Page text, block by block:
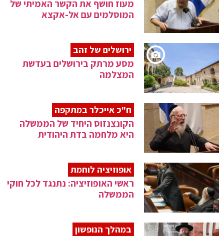
מעוז חושף את הקשר האמיתי של
המוסלמים עם אל-אקצא
ירושלים של זהב
מסע מרתק בירושלים בעדשת
המצלמה
ח"כ אייכלר במתקפה
הקונצנזוס היחיד של הממשלה
היא מלחמה בדת היהודית
אופוזיציה לוחמת
ראשי האופוזיציה: נתנגד לכל חוקי
הממשלה
במהלך הנופשון